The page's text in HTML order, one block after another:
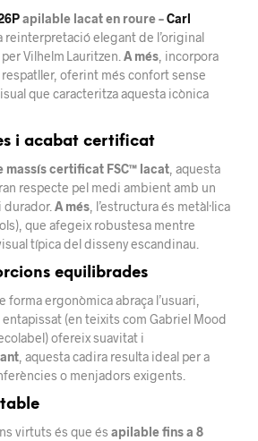
apilable lacat en roure –Carl
reinterpretació elegant de l’original
Vilhelm Lauritzen. A més , incorpora
oferint més confort sense
que caracteritza aquesta icònica
i acabat certificat
massís certificat FSC™ lacat , aquesta
respecte pel medi ambient amb un
durador. A més , l’estructura és metàl·lica
que afegeix robustesa mentre
típica del disseny escandinau.
equilibrades
forma ergonòmica abraça l’usuari,
(en teixits com Gabriel Mood
ofereix suavitat i
, aquesta cadira resulta ideal per a
o menjadors exigents.
virtuts és que és apilable fins a 8